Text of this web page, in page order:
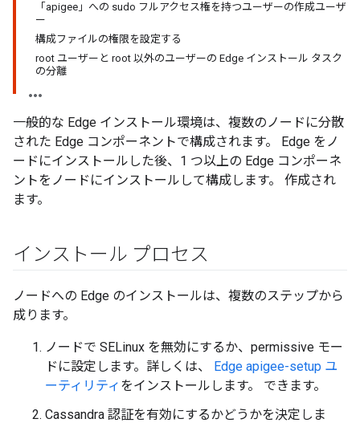
「apigee」への sudo フルアクセス権を持つユーザーの作成ユーザ
ー
構成ファイルの権限を設定する
root ユーザーと root 以外のユーザーの Edge インストール タスク
の分離
一般的な Edge インストール環境は、複数のノードに分散
された Edge コンポーネントで構成されます。 Edge をノ
ードにインストールした後、1 つ以上の Edge コンポーネ
ントをノードにインストールして構成します。 作成され
ます。
インストール プロセス
ノードへの Edge のインストールは、複数のステップから
成ります。
ノードで SELinux を無効にするか、permissive モー
ドに設定します。詳しくは、 Edge apigee-setup ユ
ーティリティ をインストールします。 できます。
Cassandra 認証を有効にするかどうかを決定しま